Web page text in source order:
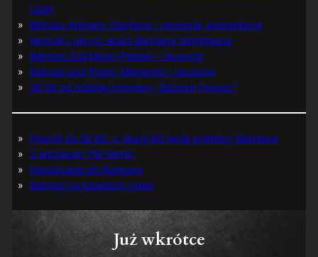
USA)
Batman Arkham: Clayface – recenzja, prezentacja
Batman i ukryty skarb Berniego Wrightsona
Batman: Full Moon (Pełnia) – recenzja
Batman and Robin: Memento – recenzja
30 lat od polskiej premiery „Batman Forever”
Powrót do lat 60. z okazji 60-lecia premiery Batmana
Z archiwum TM-Semic
Nawiązania do Batmana
Batman na kasetach video
Już wkrótce